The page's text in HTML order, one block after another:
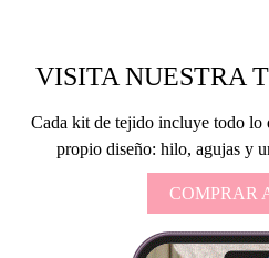
VISITA NUESTRA
Cada kit de tejido incluye todo lo
propio diseño: hilo, agujas y
COMPRAR